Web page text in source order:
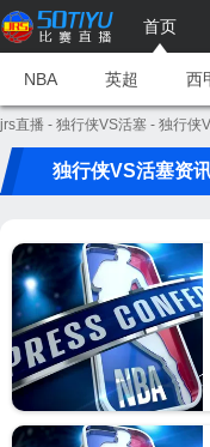
首页
NBA 英超 西
jrs直播 - 独行侠VS活塞 - 独行侠
独行侠VS活塞资